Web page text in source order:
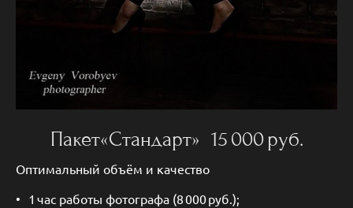
Пакет«Стандарт» 15 000 руб.
Оптимальный объём и качество
1 час работы фотографа (8 000 руб.);